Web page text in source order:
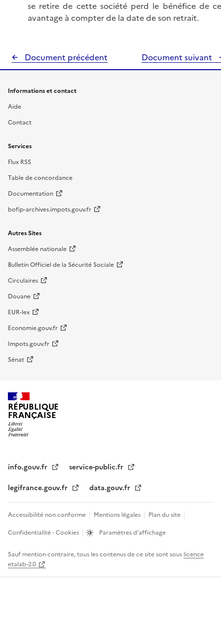
se retire de cette société perd le bénéfice de
avantage à compter de la date de son retrait.
Document précédent Document suivant
Informations et contact
Aide
Contact
Services
Flux RSS
Table de concordance
Documentation
bofip-archives.impots.gouv.fr
Autres Sites
Assemblée nationale
Bulletin Officiel de la Sécurité Sociale
Circulaires
Douane
EUR-lex
Economie.gouv.fr
Impots.gouv.fr
Sénat
RÉPUBLIQUE
FRANÇAISE
info.gouv.fr
service-public.fr
legifrance.gouv.fr
data.gouv.fr
Accessibilité non conforme Mentions légales
Plan du site
Confidentialité - Cookies
Paramètres d'affichage
Sauf mention contraire, tous les contenus de ce site sont sous licence
etalab-2.0